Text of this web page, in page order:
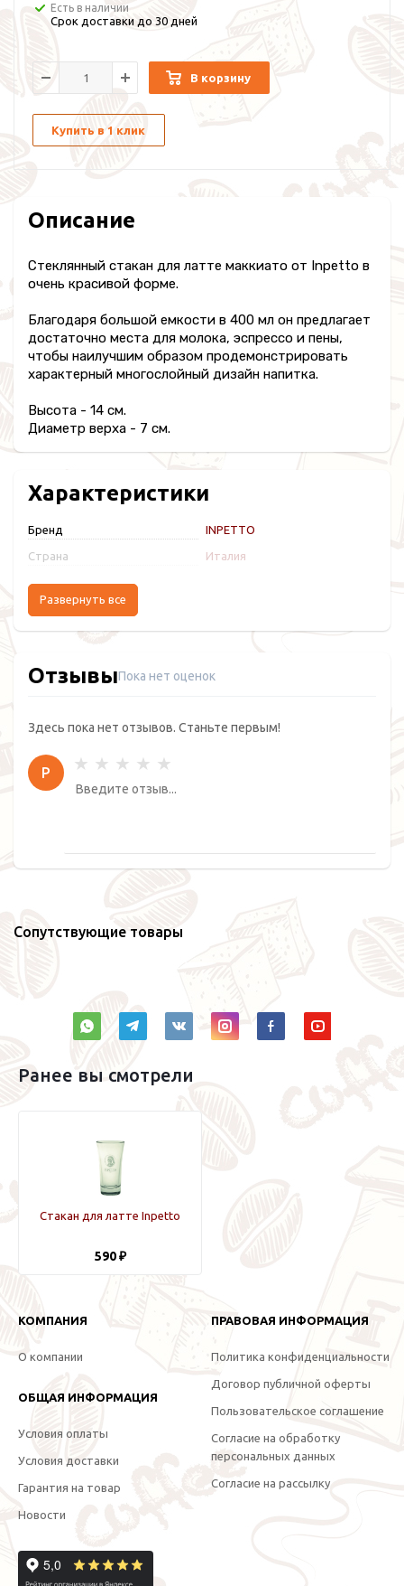
Есть в наличии
Срок доставки до 30 дней
В корзину
Купить в 1 клик
Описание
Стеклянный стакан для латте маккиато от Inpetto в
очень красивой форме.
Благодаря большой емкости в 400 мл он предлагает
достаточно места для молока, эспрессо и пены,
чтобы наилучшим образом продемонстрировать
характерный многослойный дизайн напитка.
Высота - 14 см.
Диаметр верха - 7 см.
Характеристики
Бренд INPETTO
Страна Италия
Развернуть все
ОтзывыПока нет оценок
Здесь пока нет отзывов. Станьте первым!
Р
Сопутствующие товары
Ранее вы смотрели
Стакан для латте Inpetto
590 ₽
КОМПАНИЯ
О компании
ОБЩАЯ ИНФОРМАЦИЯ
Условия оплаты
Условия доставки
Гарантия на товар
Новости
ПРАВОВАЯ ИНФОРМАЦИЯ
Политика конфиденциальности
Договор публичной оферты
Пользовательское соглашение
Согласие на обработку
персональных данных
Согласие на рассылку